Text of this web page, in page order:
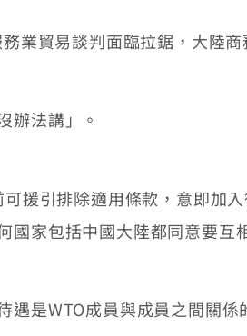
貿易談判面臨拉鋸，大陸商
法講」。
引排除適用條款，意即加
家包括中國大陸都同意要互
是WTO成員與成員之間關係